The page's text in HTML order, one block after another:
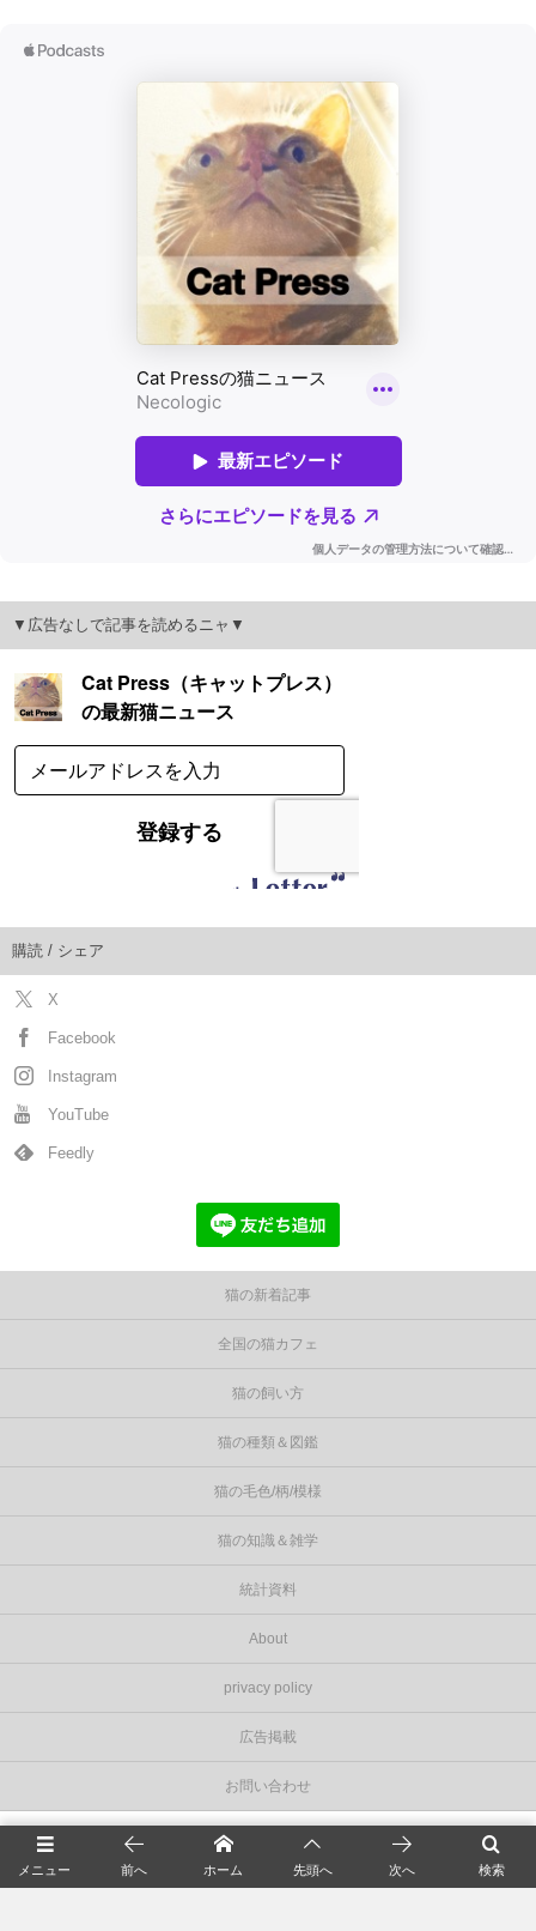
▼広告なしで記事を読めるニャ▼
購読 / シェア
X
Facebook
Instagram
YouTube
Feedly
猫の新着記事
全国の猫カフェ
猫の飼い方
猫の種類＆図鑑
猫の毛色/柄/模様
猫の知識＆雑学
統計資料
About
privacy policy
広告掲載
お問い合わせ
Cat Press（キャットプレス）
メニュー 検索
前へ ホーム 先頭へ 次へ